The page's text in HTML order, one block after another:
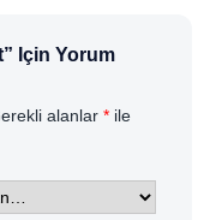
Için Yorum
alanlar * ile